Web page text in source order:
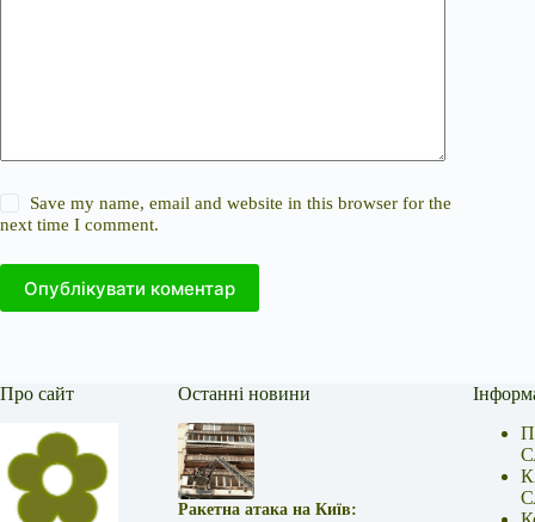
Save my name, email and website in this browser for the
next time I comment.
Опублікувати коментар
Про сайт Останні новини
Ракетна атака на Київ: